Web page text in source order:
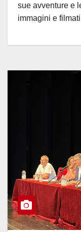
sue avventure e
immagini e filmati